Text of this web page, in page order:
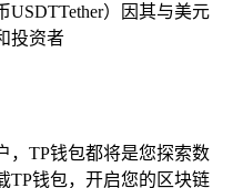
）因其与美元
投资者
，TP钱包都将是您探索数
TP钱包，开启您的区块链